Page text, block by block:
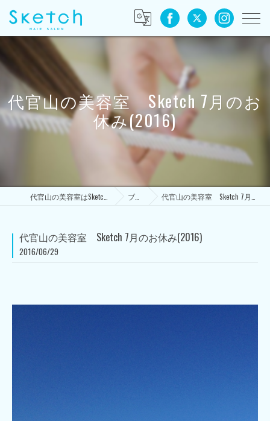
代官山の美容室 Sketch 7月のお
休み(2016)
ブログ 代官山の美容室 Sketch 7月のお休み(2016)
代官山の美容室 Sketch 7月のお休み(2016)
2016/06/29